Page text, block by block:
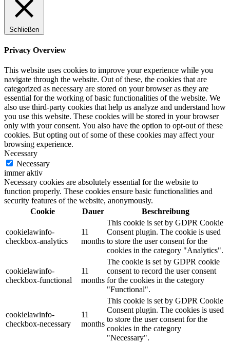
Schließen
Privacy Overview
This website uses cookies to improve your experience while you
navigate through the website. Out of these, the cookies that are
categorized as necessary are stored on your browser as they are
essential for the working of basic functionalities of the website. We
also use third-party cookies that help us analyze and understand how
you use this website. These cookies will be stored in your browser
only with your consent. You also have the option to opt-out of these
cookies. But opting out of some of these cookies may affect your
browsing experience.
Necessary
Necessary
immer aktiv
Necessary cookies are absolutely essential for the website to
function properly. These cookies ensure basic functionalities and
security features of the website, anonymously.
Cookie
Dauer Beschreibung
cookielawinfo-
checkbox-analytics
11
months
This cookie is set by GDPR Cookie
Consent plugin. The cookie is used
to store the user consent for the
cookies in the category "Analytics".
cookielawinfo-
checkbox-functional
11
months
The cookie is set by GDPR cookie
consent to record the user consent
for the cookies in the category
"Functional".
cookielawinfo-
checkbox-necessary
11
months
This cookie is set by GDPR Cookie
Consent plugin. The cookies is used
to store the user consent for the
cookies in the category
"Necessary".